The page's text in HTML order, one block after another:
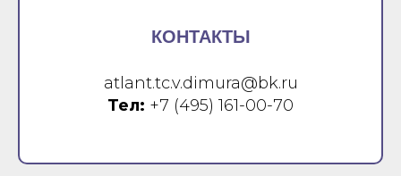
КОНТАКТЫ
atlant.tc.v.dimura@bk.ru
Тел: +7 (495) 161-00-70